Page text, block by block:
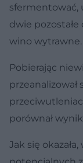
sfermentować,
dwie
wino wytrawne.
Pobierając
porównał
Jak się